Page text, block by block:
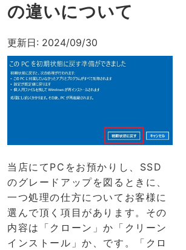
の違いについて
更新日: 2024/09/30
当店にてPCをお預かりし、SSD
のグレードアップを図るときに、
一つ処理の仕方についてお客様に
選んで頂く項目があります。その
内容は「クローン」か「クリーン
インストール」か、です。「クロ